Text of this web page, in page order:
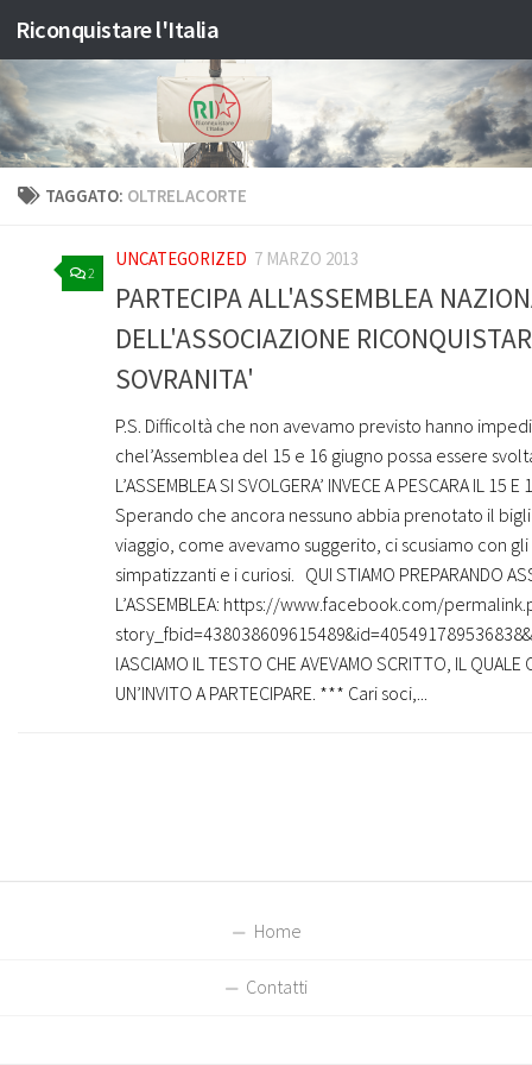
Salta al contenuto
Riconquistare l'Italia
TAGGATO: OLTRELACORTE
2
UNCATEGORIZED 7 MARZO 2013
PARTECIPA ALL'ASSEMBLEA
DELL'ASSOCIAZIONE
SOVRANITA'
P.S. Difficoltà che non avevamo previsto hanno
chel’Assemblea del 15 e 16 giugno possa essere
L’ASSEMBLEA SI SVOLGERA’ INVECE A PESCARA IL 15 E
Sperando che ancora nessuno abbia prenotato il
viaggio, come avevamo suggerito, ci scusiamo con gli
simpatizzanti e i curiosi. QUI STIAMO PREPARANDO
L’ASSEMBLEA: https://www.facebook.com/
lASCIAMO IL TESTO CHE AVEVAMO SCRITTO, IL QUALE
UN’INVITO A PARTECIPARE. *** Cari soci,...
Home
Contatti